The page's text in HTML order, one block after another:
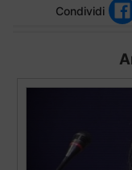
Condividi